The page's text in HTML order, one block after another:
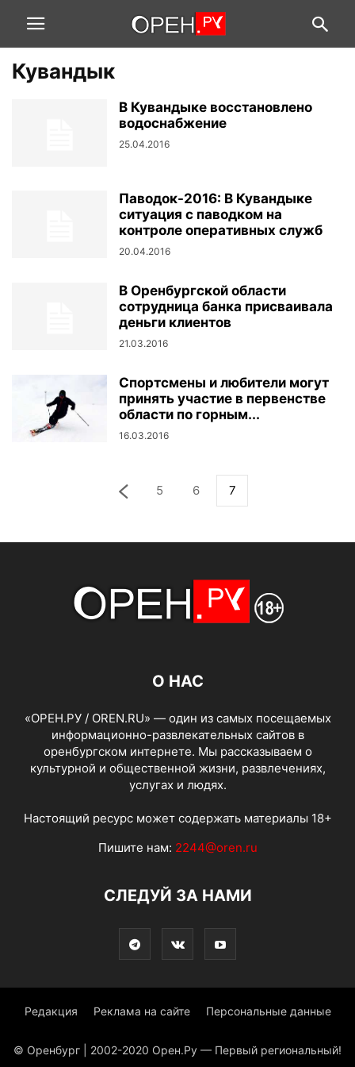
Кувандык
В Кувандыке восстановлено
водоснабжение
25.04.2016
Паводок-2016: В Кувандыке
ситуация с паводком на
контроле оперативных служб
20.04.2016
В Оренбургской области
сотрудница банка присваивала
деньги клиентов
21.03.2016
Спортсмены и любители могут
принять участие в первенстве
области по горным...
16.03.2016
5 6 7
О НАС
«ОРЕН.РУ / OREN.RU» — один из самых посещаемых
информационно-развлекательных сайтов в
оренбургском интернете. Мы рассказываем о
культурной и общественной жизни, развлечениях,
услугах и людях.
Настоящий ресурс может содержать материалы 18+
Пишите нам: 2244@oren.ru
СЛЕДУЙ ЗА НАМИ
Редакция Реклама на сайте Персональные данные
© Оренбург | 2002-2020 Орен.Ру — Первый региональный!